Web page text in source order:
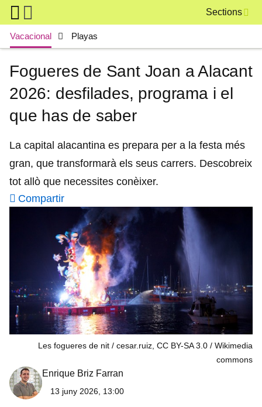
Skip to main content
Sections
Main navigation
Vacacional Playas
Fogueres de Sant Joan a Alacant
2026: desfilades, programa i el
que has de saber
La capital alacantina es prepara per a la festa més
gran, que transformarà els seus carrers. Descobreix
tot allò que necessites conèixer.
Compartir
Les fogueres de nit / cesar.ruiz, CC BY-SA 3.0
Wikimedia
commons
Enrique Briz Farran
13 juny 2026, 13:00